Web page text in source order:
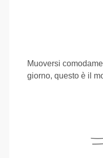
Muoversi
giorno, questo è il